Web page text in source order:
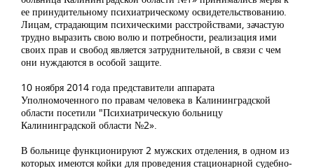
ее принудительному психиатрическому освидетельствованию.
Лицам, страдающим психическими расстройствами, зачастую
трудно выразить свою волю и потребности, реализация ими
своих прав и свобод является затруднительной, в связи с чем
они нуждаются в особой защите.
10 ноября 2014 года представители аппарата
Уполномоченного по правам человека в Калининградской
области посетили "Психиатрическую больницу
Калининградской области №2».
В больнице функционируют 2 мужских отделения, в одном из
которых имеются койки для проведения стационарной судебно-